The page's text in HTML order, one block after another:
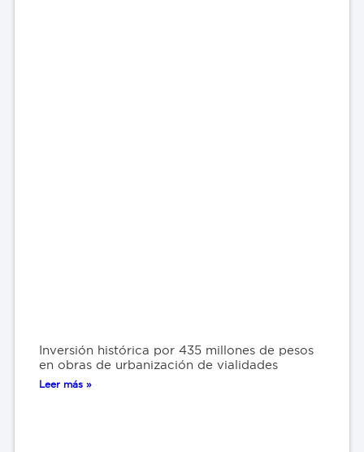
Inversión histórica por 435 millones de pesos
en obras de urbanización de vialidades
Leer más »